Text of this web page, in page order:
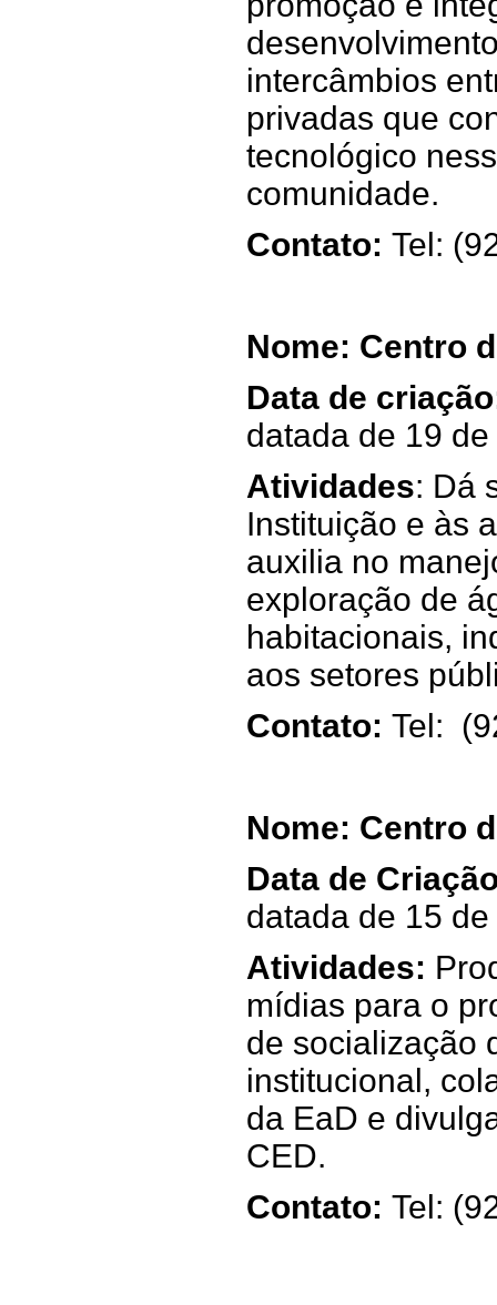
intercâmbios
privadas que
tecnológico
comunidade.
Contato: Tel:
Nome: Centro
Data de
datada de 19
Atividades: Dá
Instituição e às
auxilia no
exploração de
habitacionais,
aos setores
Contato: Tel:
Nome: Centro
Data de
datada de 15
Atividades:
mídias para o
de socialização
institucional,
da EaD e
CED.
Contato: Tel: